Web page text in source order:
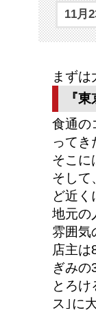
11月
まずは
『
食通の
ってき
そこに
そして
ど近く
地元の
雰囲気
店主は
ぎみの
とろ
ス｣に